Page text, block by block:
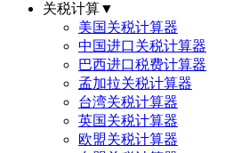
关税计算▼
美国关税计算器
中国进口关税计算器
巴西进口税费计算器
孟加拉关税计算器
台湾关税计算器
英国关税计算器
欧盟关税计算器